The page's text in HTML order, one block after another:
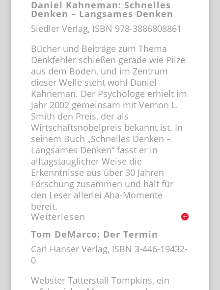
Daniel Kahneman: Schnelles
Denken – Langsames Denken
Siedler Verlag, ISBN 978-3886808861
Bücher und Beiträge zum Thema
Denkfehler schießen gerade wie Pilze
aus dem Boden, und im Zentrum
dieser Welle steht wohl Daniel
Kahneman. Der Psychologe erhielt im
Jahr 2002 gemeinsam mit Vernon L.
Smith den Preis, der als
Wirtschaftsnobelpreis bekannt ist. In
seinem Buch „Schnelles Denken –
Langsames Denken“ fasst er in
alltagstauglicher Weise die
Erkenntnisse aus über 30 Jahren
Forschung zusammen und hält für
den Leser allerlei Aha-Momente
bereit.
Weiterlesen
Tom DeMarco: Der Termin
Carl Hanser Verlag, ISBN 3-446-19432-
0
Webster Tatterstall Tompkins, ein